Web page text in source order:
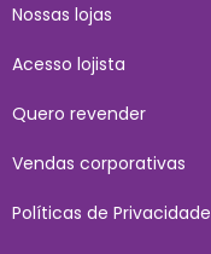
Nossas lojas
Acesso lojista
Quero revender
Vendas corporativas
Políticas de Privacidade